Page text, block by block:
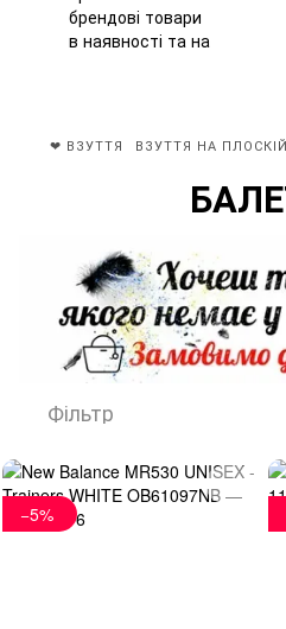
❤ ВЗУТТЯ ВЗУТТЯ НА
Фільтр
−5%